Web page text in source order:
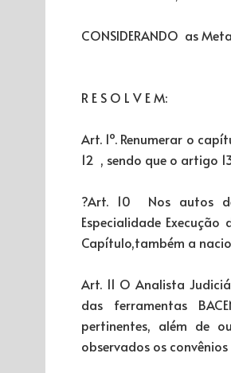
CONSIDERANDO as
R E S O L V E M:
Art. 1º. Renumerar o
12 , sendo que o artigo
?Art. 10 Nos autos
Especialidade
Capítulo,também a
Art. 11 O Analista
das ferramentas
pertinentes, além de
observados os